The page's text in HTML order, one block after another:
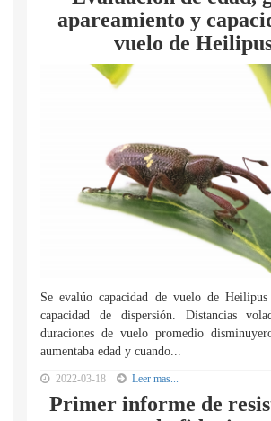
apareamiento y
vuelo de
Se evalúo capacidad de vuelo de
capacidad de dispersión. Distancias
duraciones de vuelo promedio
aumentaba edad y cuando...
2022-03-18 Leer mas...
Primer informe de